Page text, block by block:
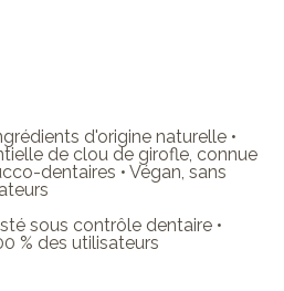
d'origine naturelle •
de clou de girofle, connue
dentaires • Végan, sans
sous contrôle dentaire •
% des utilisateurs